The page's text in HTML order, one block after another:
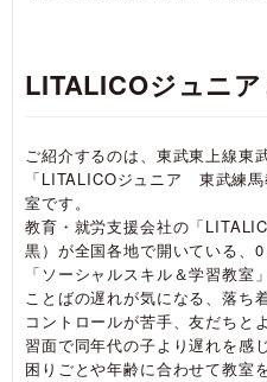
LITALICOジュニ
ご紹介するのは、東武東上線東
「LITALICOジュニア 東武練
室です。
教育・就労支援会社の「
黒）が全国各地で開いている、
「ソーシャルスキル＆学習教室
ことばの遅れが気になる、落ち
コントロールが苦手、友だちと
習面で同年代の子より遅れを感
困りごとや年齢に合わせて教室